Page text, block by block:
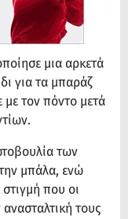
μια αρκετά
για τα μπαράζ
με τον πόντο μετά
των
μπάλα, ενώ
που οι
τους